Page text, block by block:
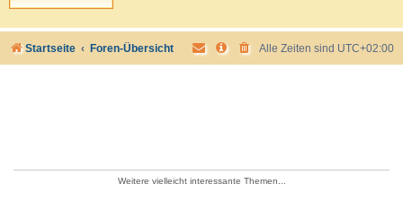
Startseite Foren-Übersicht Alle Zeiten sind UTC+02:00
Weitere vielleicht interessante Themen...